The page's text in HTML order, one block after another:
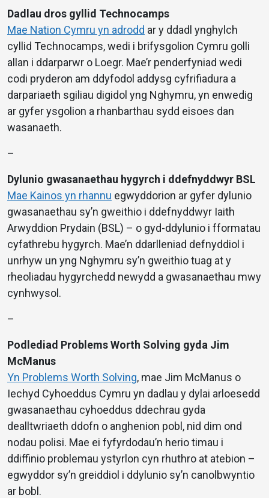
Dadlau dros gyllid Technocamps
Mae Nation Cymru yn adrodd ar y ddadl ynghylch
cyllid Technocamps, wedi i brifysgolion Cymru golli
allan i ddarparwr o Loegr. Mae’r penderfyniad wedi
codi pryderon am ddyfodol addysg cyfrifiadura a
darpariaeth sgiliau digidol yng Nghymru, yn enwedig
ar gyfer ysgolion a rhanbarthau sydd eisoes dan
wasanaeth.
–
Dylunio gwasanaethau hygyrch i ddefnyddwyr BSL
Mae Kainos yn rhannu egwyddorion ar gyfer dylunio
gwasanaethau sy’n gweithio i ddefnyddwyr Iaith
Arwyddion Prydain (BSL) – o gyd-ddylunio i fformatau
cyfathrebu hygyrch. Mae’n ddarlleniad defnyddiol i
unrhyw un yng Nghymru sy’n gweithio tuag at y
rheoliadau hygyrchedd newydd a gwasanaethau mwy
cynhwysol.
–
Podlediad Problems Worth Solving gyda Jim
McManus
Yn Problems Worth Solving, mae Jim McManus o
Iechyd Cyhoeddus Cymru yn dadlau y dylai arloesedd
gwasanaethau cyhoeddus ddechrau gyda
dealltwriaeth ddofn o anghenion pobl, nid dim ond
nodau polisi. Mae ei fyfyrdodau’n herio timau i
ddiffinio problemau ystyrlon cyn rhuthro at atebion –
egwyddor sy’n greiddiol i ddylunio sy’n canolbwyntio
ar bobl.